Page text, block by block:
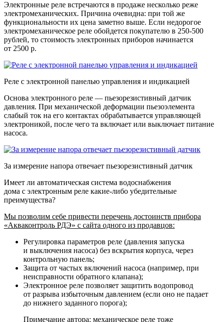
Электронные реле встречаются в продаже несколько реже
электромеханических. Причина очевидна: при той же
функциональности их цена заметно выше. Если недорогое
электромеханическое реле обойдется покупателю в 250-500
рублей, то стоимость электронных приборов начинается
от 2500 р.
Реле с электронной панелью управления и индикацией
Основа электронного реле — пьезорезистивный датчик
давления. При механической деформации пьезоэлемента
слабый ток на его контактах обрабатывается управляющей
электроникой, после чего та включает или выключает питание
насоса.
За измерение напора отвечает пьезорезистивный датчик
Имеет ли автоматическая система водоснабжения
дома с электронным реле какие-либо убедительные
преимущества?
Мы позволим себе привести перечень достоинств прибора
«Акваконтроль РДЭ» с сайта одного из продавцов:
Регулировка параметров реле (давления запуска
и выключения насоса) без вскрытия корпуса, через
контрольную панель;
Защита от частых включений насоса (например, при
неисправности обратного клапана);
Электронное реле позволяет защитить водопровод
от разрыва избыточным давлением (если оно не падает
до нижнего заданного порога);
Примечание автора: механическое реле тоже